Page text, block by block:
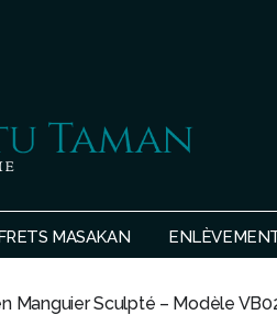
MASAKAN
Manguier Sculpté – Modèle